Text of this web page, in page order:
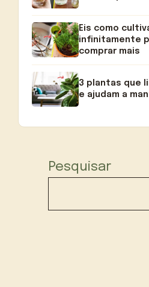
Eis como
infinitamente
comprar mais
3 plantas que
e ajudam a
Pesquisar